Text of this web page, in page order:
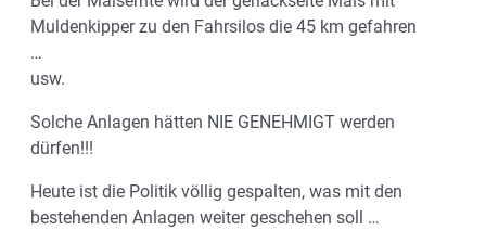
Muldenkipper zu den Fahrsilos die 45 km gefahren
…
usw.
Solche Anlagen hätten NIE GENEHMIGT werden
dürfen!!!
Heute ist die Politik völlig gespalten, was mit den
bestehenden Anlagen weiter geschehen soll …